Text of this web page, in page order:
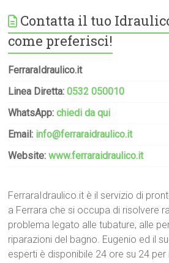
Contatta il tuo
come preferisci!
FerraraIdraulico.it
Linea Diretta:0532 050010
WhatsApp:chiedi da qui
Email: info@ferraraidraulico.it
Website:www.ferraraidraulico.it
FerraraIdraulico.it è il servizio di
a Ferrara che si occupa di risolvere
problema legato alle tubature, alle
riparazioni del bagno. Eugenio ed il
esperti è disponibile 24 ore su 24 per